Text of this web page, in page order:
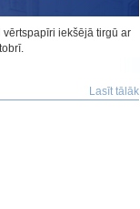
iekšējā tirgū ar
Lasīt tālāk